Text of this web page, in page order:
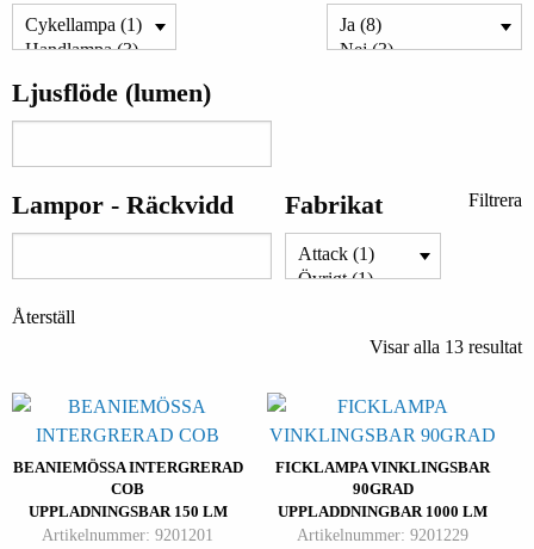
Ljusflöde (lumen)
Lampor - Räckvidd Fabrikat Filtrera
Återställ
Visar alla 13 resultat
BEANIEMÖSSA INTERGRERAD
COB
UPPLADNINGSBAR 150 LM
Artikelnummer: 9201201
FICKLAMPA VINKLINGSBAR
90GRAD
UPPLADDNINGBAR 1000 LM
Artikelnummer: 9201229